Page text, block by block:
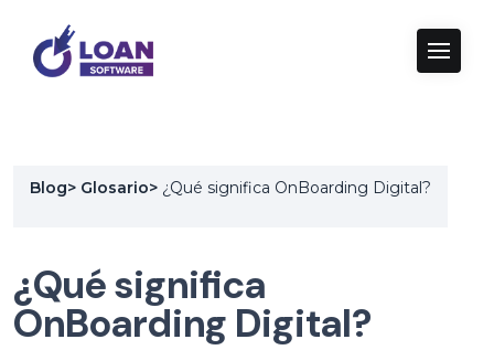
Blog> Glosario> ¿Qué significa OnBoarding Digital?
¿Qué significa
OnBoarding Digital?